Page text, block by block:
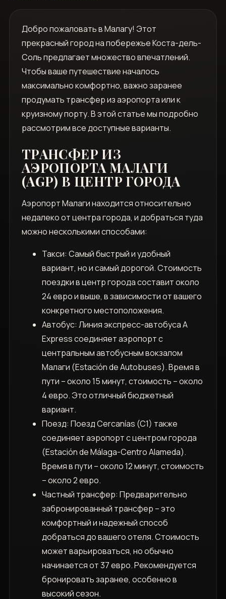
Добро пожаловать в Малагу! Этот
прекрасный город на побережье Коста-дель-
Соль предлагает множество впечатлений.
Чтобы ваше путешествие началось
максимально комфортно, важно заранее
продумать трансфер из аэропорта или к
круизному порту. В этой статье мы подробно
рассмотрим все доступные варианты.
ТРАНСФЕР ИЗ
АЭРОПОРТА МАЛАГИ
(AGP) В ЦЕНТР ГОРОДА
Аэропорт Малаги находится относительно
недалеко от центра города, и добраться туда
можно несколькими способами:
Такси: Самый быстрый и удобный
вариант, но и самый дорогой. Стоимость
поездки в центр города составит около
24 евро и выше, в зависимости от вашего
конкретного местоположения.
Автобус: Линия экспресс-автобуса A
Express соединяет аэропорт с
центральным автобусным вокзалом
Малаги (Estación de Autobuses). Время в
пути – около 15 минут, стоимость – около
4 евро. Это отличный бюджетный
вариант.
Поезд: Поезд Cercanías (C1) также
соединяет аэропорт с центром города
(Estación de Málaga-Centro Alameda).
Время в пути – около 12 минут, стоимость
– около 2 евро.
Частный трансфер: Предварительно
забронированный трансфер – это
комфортный и надежный способ
добраться до вашего отеля. Стоимость
может варьироваться, но обычно
начинается от 37 евро. Рекомендуется
бронировать заранее, особенно в
высокий сезон.